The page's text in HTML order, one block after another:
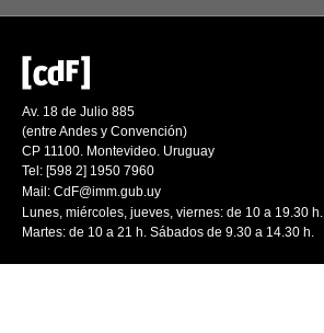
Av. 18 de Julio 885
(entre Andes y Convención)
CP 11100. Montevideo. Uruguay
Tel: [598 2] 1950 7960
Mail: CdF@imm.gub.uy
Lunes, miércoles, jueves, viernes: de 10 a 19.30 h.
Martes: de 10 a 21 h. Sábados de 9.30 a 14.30 h.